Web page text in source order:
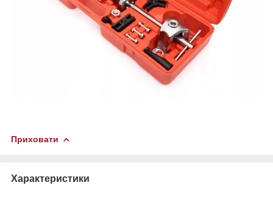
Приховати
Характеристики